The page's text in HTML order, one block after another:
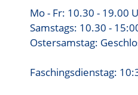
Mo - Fr: 10.30 - 19.00
Samstags: 10.30 -
Ostersamstag:
Faschingsdienstag: